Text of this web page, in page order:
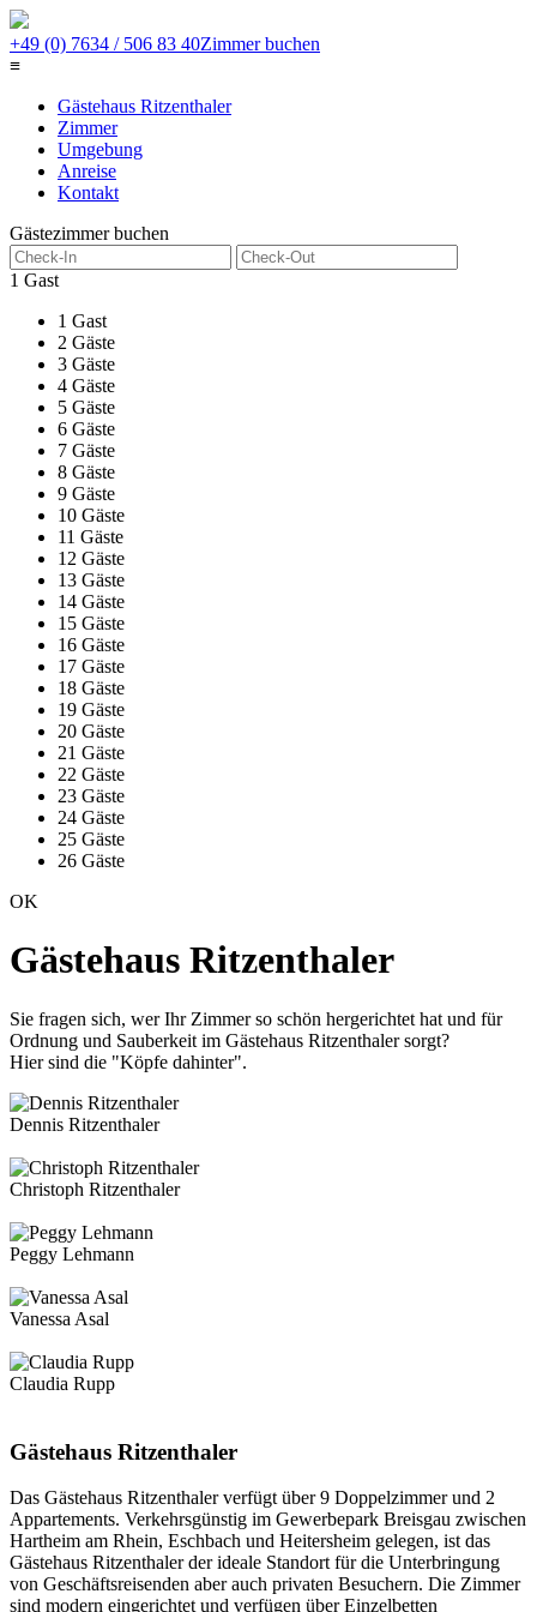
+49 (0) 7634 / 506 83 40Zimmer buchen
≡
Gästehaus Ritzenthaler
Zimmer
Umgebung
Anreise
Kontakt
Gästezimmer buchen
1 Gast
1 Gast
2 Gäste
3 Gäste
4 Gäste
5 Gäste
6 Gäste
7 Gäste
8 Gäste
9 Gäste
10 Gäste
11 Gäste
12 Gäste
13 Gäste
14 Gäste
15 Gäste
16 Gäste
17 Gäste
18 Gäste
19 Gäste
20 Gäste
21 Gäste
22 Gäste
23 Gäste
24 Gäste
25 Gäste
26 Gäste
OK
Gästehaus Ritzenthaler
Sie fragen sich, wer Ihr Zimmer so schön hergerichtet hat und für
Ordnung und Sauberkeit im Gästehaus Ritzenthaler sorgt?
Hier sind die "Köpfe dahinter".
Dennis Ritzenthaler
Christoph Ritzenthaler
Peggy Lehmann
Vanessa Asal
Claudia Rupp
Gästehaus Ritzenthaler
Das Gästehaus Ritzenthaler verfügt über 9 Doppelzimmer und 2
Appartements. Verkehrsgünstig im Gewerbepark Breisgau zwischen
Hartheim am Rhein, Eschbach und Heitersheim gelegen, ist das
Gästehaus Ritzenthaler der ideale Standort für die Unterbringung
von Geschäftsreisenden aber auch privaten Besuchern. Die Zimmer
sind modern eingerichtet und verfügen über Einzelbetten